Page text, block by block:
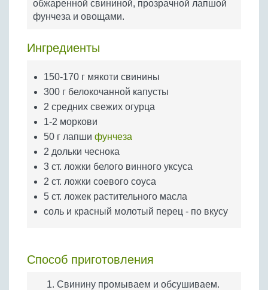
Бобовые
Яйца
обжаренной свининой, прозрачной лапшой
фунчеза и овощами.
Ингредиенты
150-170 г мякоти свинины
300 г белокочанной капусты
2 средних свежих огурца
1-2 моркови
50 г лапши фунчеза
2 дольки чеснока
3 ст. ложки белого винного уксуса
2 ст. ложки соевого соуса
5 ст. ложек растительного масла
соль и красный молотый перец - по вкусу
Способ приготовления
Свинину промываем и обсушиваем.